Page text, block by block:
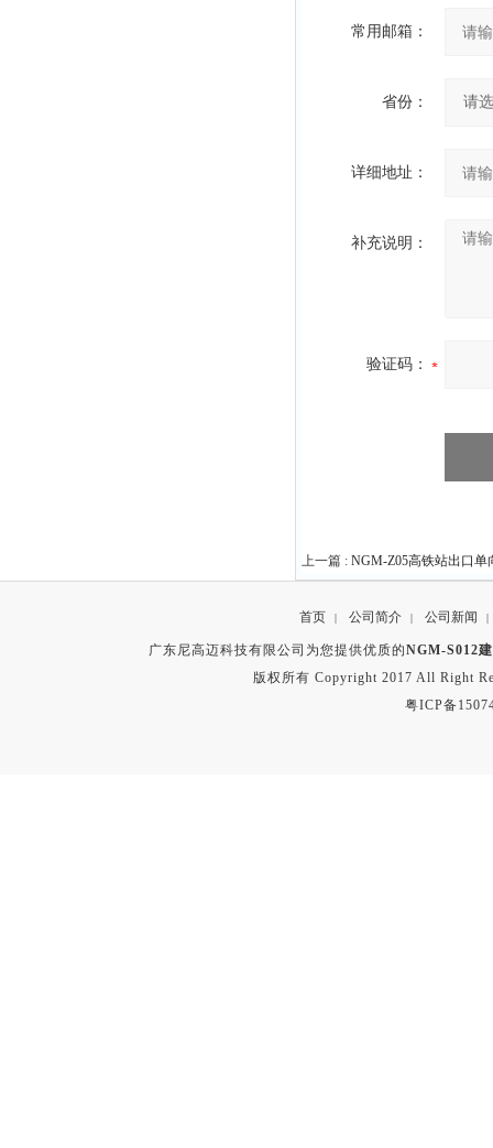
常用邮箱：
省份：
详细地址：
补充说明：
验证码：
上一篇 : NGM-Z05高铁站出口单
首页 | 公司简介 | 公司新闻 |
广东尼高迈科技有限公司为您提供优质的NGM-S012
版权所有 Copyright 2017 All Right
粤ICP备